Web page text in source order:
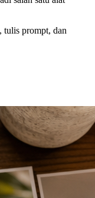
tulis prompt, dan